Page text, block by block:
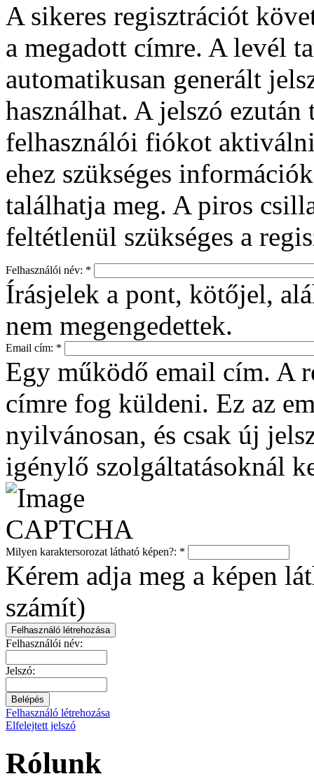
A sikeres regisztrációt
a megadott címre. A levél
automatikusan generált
használhat. A jelszó
felhasználói fiókot
ehez szükséges
találhatja meg. A piros
feltétlenül szükséges a
Felhasználói név: *
Írásjelek a pont, kötőjel,
nem megengedettek.
Email cím: *
Egy működő email cím. A
címre fog küldeni. Ez az
nyilvánosan, és csak új
igénylő szolgáltatásoknál
Milyen karaktersorozat látható képen?: *
Kérem adja meg a képen
számít)
Felhasználói név:
Jelszó:
Felhasználó létrehozása
Elfelejtett jelszó
Rólunk